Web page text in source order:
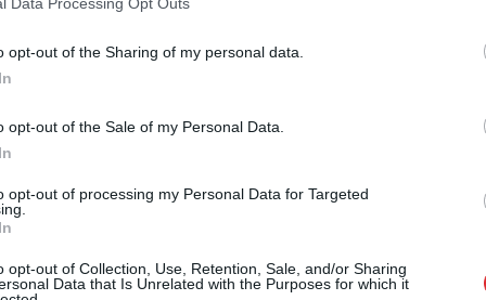
opt-out of the Sharing of my personal data.
opt-out of the Sale of my Personal Data.
opt-out of processing my Personal Data for Targeted
opt-out of Collection, Use, Retention, Sale, and/or Sharing
Data that Is Unrelated with the Purposes for which it
visa dzīve bija
Ceļojums atcelts, bet